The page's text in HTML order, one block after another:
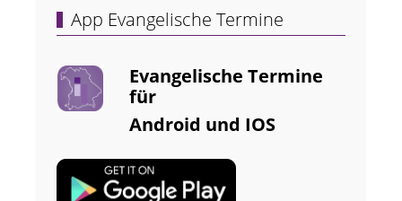
App Evangelische Termine
Evangelische Termine
für
Android und IOS